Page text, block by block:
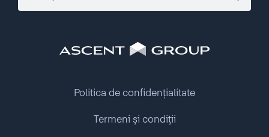
Politica de confidențialitate
Termeni și condiții